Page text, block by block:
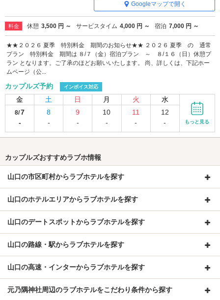
Googleマップで開く
料金 休憩 3,500 円 ～ サービスタイム 4,000 円 ～ 宿泊 7,000 円 ～
★★２０２６ 夏季 特別料金 期間のお知らせ★★ ２０２６ 夏季 の 通常
プラン 特別料金 期間は ８/７（金）宿泊プラン ～ ８/１６（日）休憩プ
ラン となります。ご了承のほどお願いいたします。 尚、詳しくは、下記ホー
ムページ（公...
カップルズ予約 インボイス対応
金 土 日 月 火 水
8/7
-
8
-
9
-
10
-
11
-
12
-
もっと見る
カップルズおすすめラブホ情報
山口の市区町村からラブホテルを探す
山口のホテルエリアからラブホテルを探す
山口のデートスポットからラブホテルを探す
山口の路線・駅からラブホテルを探す
山口の高速・インターからラブホテルを探す
元乃隅神社周辺のラブホテルをこだわり条件から探す